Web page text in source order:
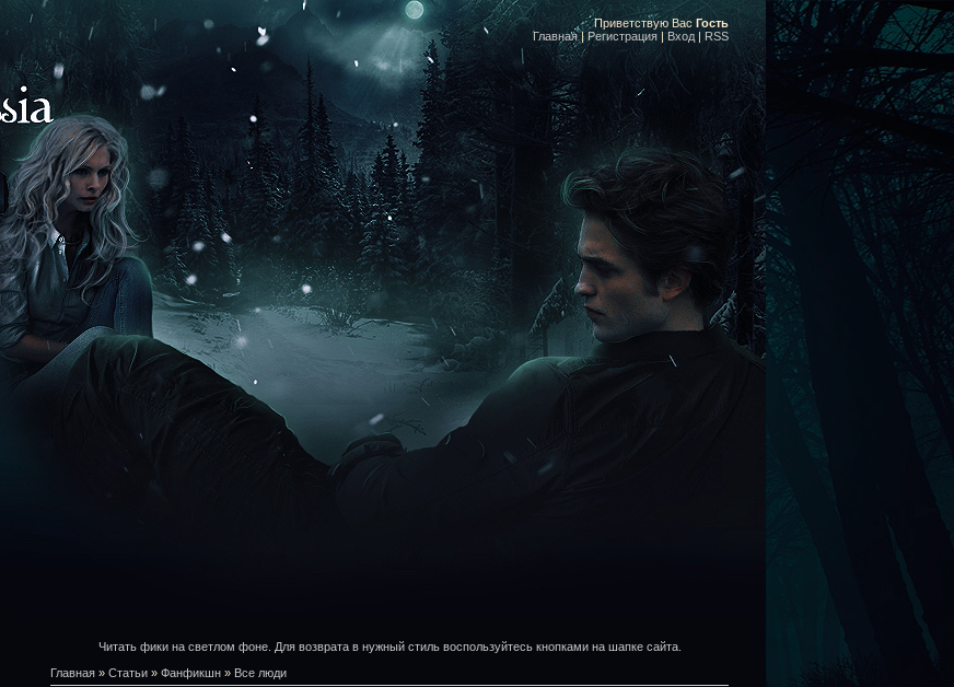
Приветствую Вас Гость
Главная|Регистрация | Вход | RSS
Читать фики на светлом фоне. Для возврата в нужный стиль воспользуйтесь кнопками на шапке сайта.
Главная » Статьи » Фанфикшн » Все люди